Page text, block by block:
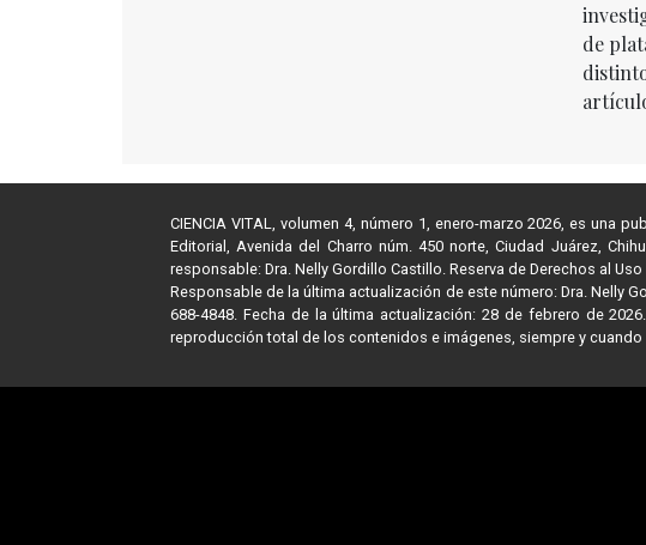
de
CIENCIA VITAL, volumen 4, número 1, enero-marzo 2026, es una
Editorial, Avenida del Charro núm. 450 norte, Ciudad Juárez,
responsable: Dra. Nelly Gordillo Castillo. Reserva de Derechos al
Responsable de la última actualización de este número: Dra. Nelly
688-4848. Fecha de la última actualización: 28 de febrero de
reproducción total de los contenidos e imágenes, siempre y cuando